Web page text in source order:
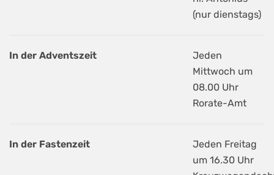
(nur dienstags)
In der Adventszeit
Jeden
Mittwoch um
08.00 Uhr
Rorate-Amt
In der Fastenzeit
Jeden Freitag
um 16.30 Uhr